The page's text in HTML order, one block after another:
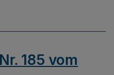
185 vom